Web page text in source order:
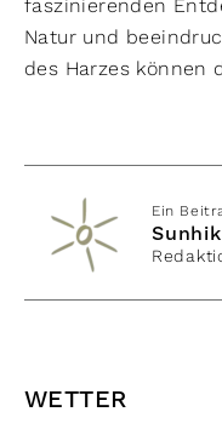
faszinierenden
Natur und
des Harzes können
Ein
WETTER